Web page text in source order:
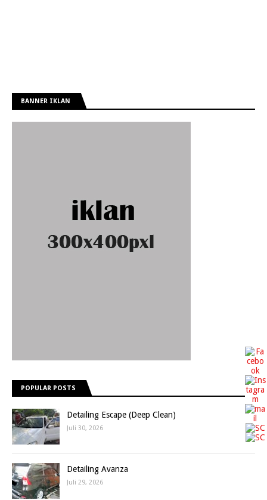
BANNER IKLAN
POPULAR POSTS
Detailing Escape (Deep Clean)
Juli 30, 2026
Detailing Avanza
Juli 29, 2026